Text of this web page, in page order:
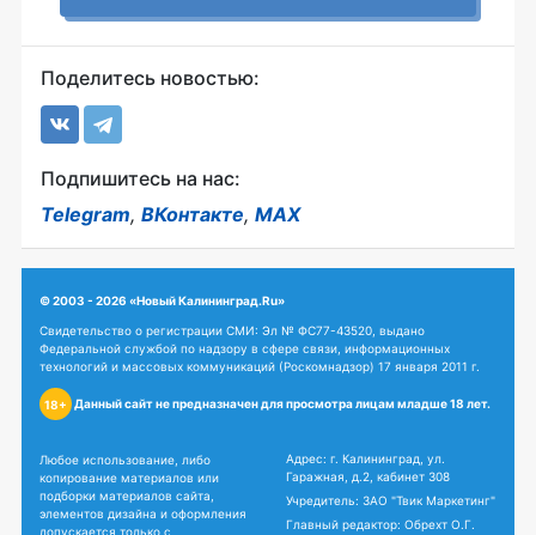
Поделитесь новостью:
Подпишитесь на нас:
Telegram, ВКонтакте, MAX
© 2003 - 2026 «Новый Калининград.Ru»
Свидетельство о регистрации СМИ: Эл № ФС77-43520, выдано
Федеральной службой по надзору в сфере связи, информационных
технологий и массовых коммуникаций (Роскомнадзор) 17 января 2011 г.
18+ Данный сайт не предназначен для просмотра лицам младше 18 лет.
Любое использование, либо
копирование материалов или
подборки материалов сайта,
элементов дизайна и оформления
допускается только с
Адрес: г. Калининград, ул.
Гаражная, д.2, кабинет 308
Учредитель: ЗАО "Твик Маркетинг"
Главный редактор: Обрехт О.Г.